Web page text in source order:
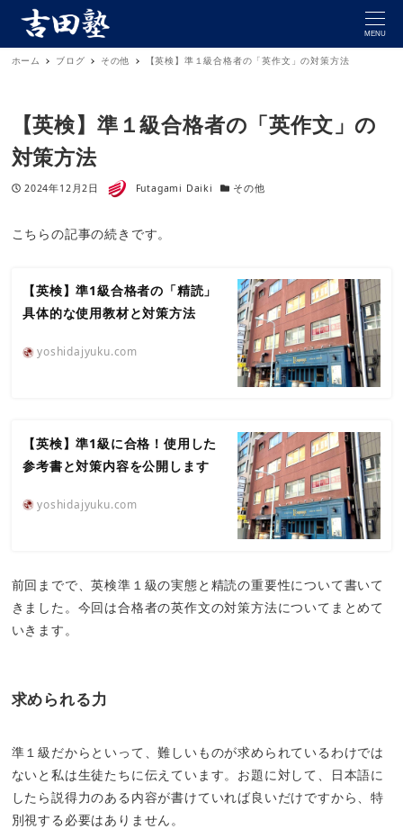
MENU
ホーム ブログ その他 【英検】準１級合格者の「英作文」の対策方法
【英検】準１級合格者の「英作文」の
対策方法
投稿日
2024年12月2日 著者 Futagami Daiki カテゴリー
その他
こちらの記事の続きです。
【英検】準1級合格者の「精読」
具体的な使用教材と対策方法
yoshidajyuku.com
【英検】準1級に合格！使用した
参考書と対策内容を公開します
yoshidajyuku.com
前回までで、英検準１級の実態と精読の重要性について書いて
きました。今回は合格者の英作文の対策方法についてまとめて
いきます。
求められる力
準１級だからといって、難しいものが求められているわけでは
ないと私は生徒たちに伝えています。お題に対して、日本語に
したら説得力のある内容が書けていれば良いだけですから、特
別視する必要はありません。